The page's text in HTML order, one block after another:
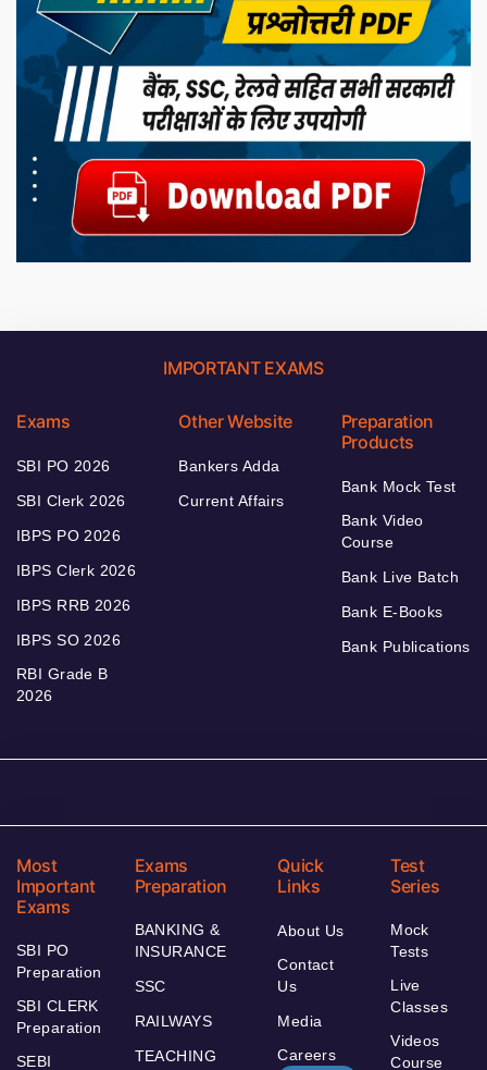
IMPORTANT EXAMS
Exams
SBI PO 2026
SBI Clerk 2026
IBPS PO 2026
IBPS Clerk 2026
IBPS RRB 2026
IBPS SO 2026
RBI Grade B
2026
Other Website
Bankers Adda
Current Affairs
Preparation
Products
Bank Mock Test
Bank Video
Course
Bank Live Batch
Bank E-Books
Bank Publications
Most
Important
Exams
SBI PO
Preparation
SBI CLERK
Preparation
SEBI
Exams
Preparation
BANKING &
INSURANCE
SSC
RAILWAYS
TEACHING
Quick
Links
About Us
Contact
Us
Media
Careers
Test
Series
Mock
Tests
Live
Classes
Videos
Course